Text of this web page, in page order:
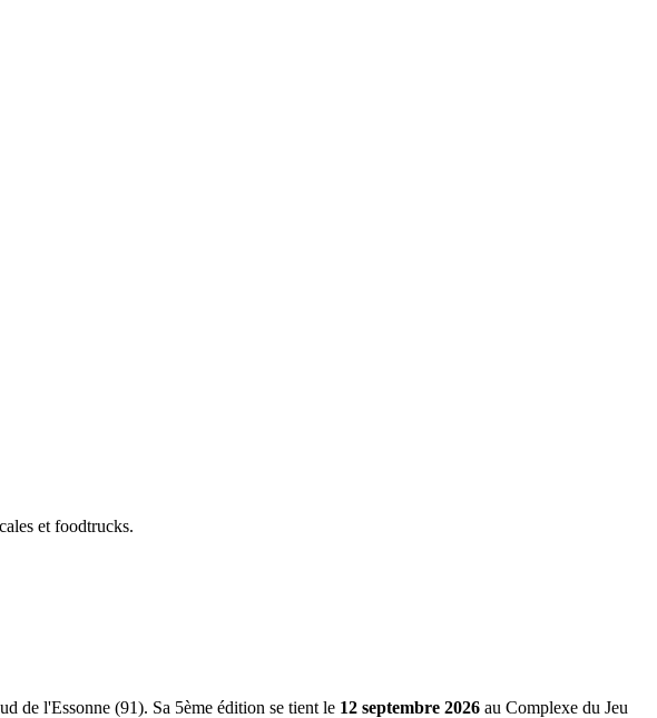
et foodtrucks.
de l'Essonne (91). Sa 5ème édition se tient le 12 septembre 2026 au Complexe du Jeu